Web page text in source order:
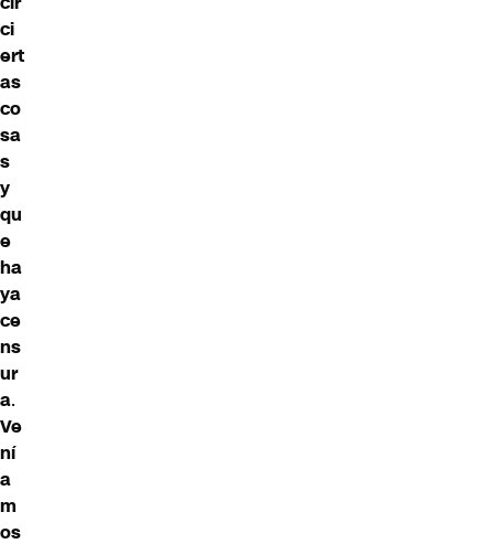
ci
ert
as
co
sa
s
y
qu
e
ha
ya
ce
ns
ur
a.
Ve
ní
a
m
os